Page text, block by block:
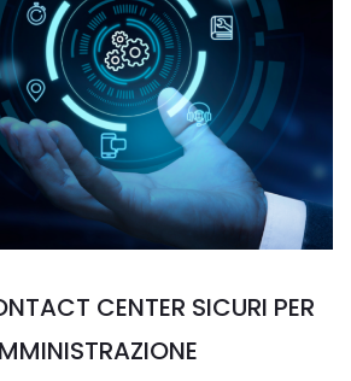
CENTER SICURI PER